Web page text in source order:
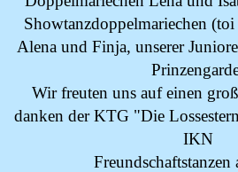
Showtanzdoppelmariechen
Alena und Finja, unserer
Wir freuten uns auf einen
danken der KTG "Die
IKN
Freundschaftstanzen